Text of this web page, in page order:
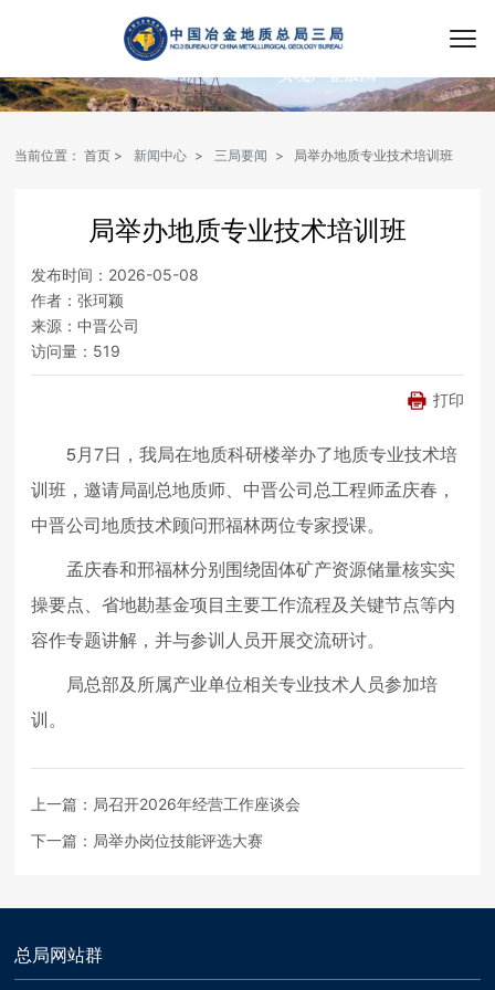
当前位置： 首页 新闻中心 三局要闻 局举办地质专业技术培训班
局举办地质专业技术培训班
发布时间： 2026-05-08
作者：张珂颖
来源：中晋公司
访问量： 519
打印
5月7日，我局在地质科研楼举办了地质专业技术培
训班，邀请局副总地质师、中晋公司总工程师孟庆春，
中晋公司地质技术顾问邢福林两位专家授课。
孟庆春和邢福林分别围绕固体矿产资源储量核实实
操要点、省地勘基金项目主要工作流程及关键节点等内
容作专题讲解，并与参训人员开展交流研讨。
局总部及所属产业单位相关专业技术人员参加培
训。
上一篇： 局召开2026年经营工作座谈会
下一篇： 局举办岗位技能评选大赛
总局网站群